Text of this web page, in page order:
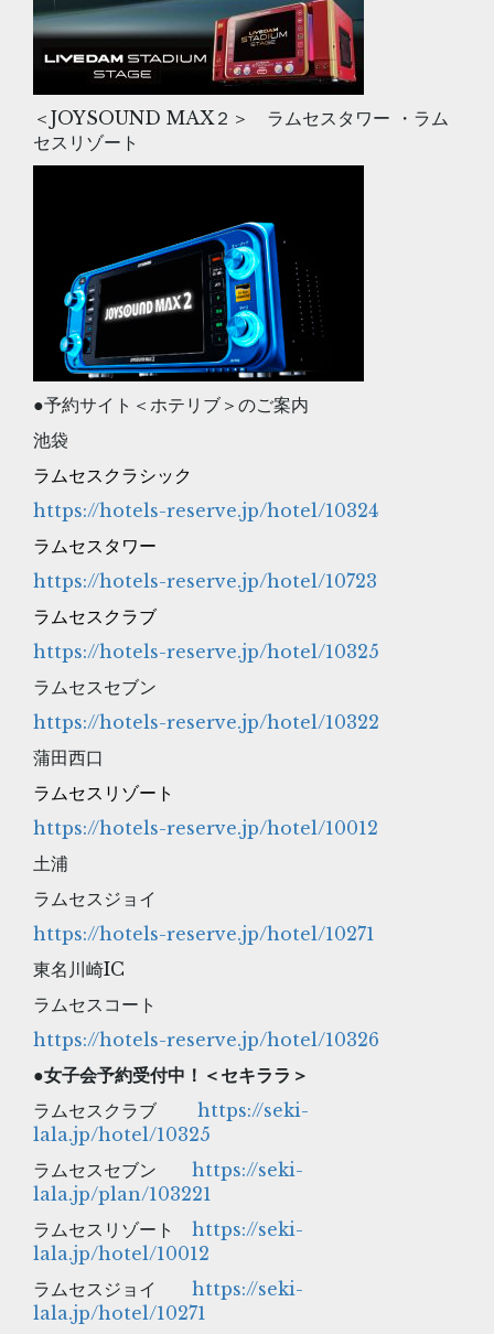
＜JOYSOUND MAX２＞ ラムセスタワー ・ラム
セスリゾート
●予約サイト＜ホテリブ＞のご案内
池袋
ラムセスクラシック
https://hotels-reserve.jp/hotel/10324
ラムセスタワー
https://hotels-reserve.jp/hotel/10723
ラムセスクラブ
https://hotels-reserve.jp/hotel/10325
ラムセスセブン
https://hotels-reserve.jp/hotel/10322
蒲田西口
ラムセスリゾート
https://hotels-reserve.jp/hotel/10012
土浦
ラムセスジョイ
https://hotels-reserve.jp/hotel/10271
東名川崎IC
ラムセスコート
https://hotels-reserve.jp/hotel/10326
●女子会予約受付中！＜セキララ＞
ラムセスクラブ https://seki-
lala.jp/hotel/10325
ラムセスセブン https://seki-
lala.jp/plan/103221
ラムセスリゾート https://seki-
lala.jp/hotel/10012
ラムセスジョイ https://seki-
lala.jp/hotel/10271